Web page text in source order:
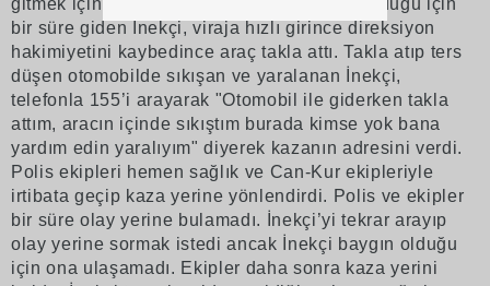
gitmek için toprak yola girdi. Hava yağışlı olduğu için
bir süre giden İnekçi, viraja hızlı girince direksiyon
hakimiyetini kaybedince araç takla attı. Takla atıp ters
düşen otomobilde sıkışan ve yaralanan İnekçi,
telefonla 155’i arayarak "Otomobil ile giderken takla
attım, aracın içinde sıkıştım burada kimse yok bana
yardım edin yaralıyım" diyerek kazanın adresini verdi.
Polis ekipleri hemen sağlık ve Can-Kur ekipleriyle
irtibata geçip kaza yerine yönlendirdi. Polis ve ekipler
bir süre olay yerine bulamadı. İnekçi’yi tekrar arayıp
olay yerine sormak istedi ancak İnekçi baygın olduğu
için ona ulaşamadı. Ekipler daha sonra kaza yerini